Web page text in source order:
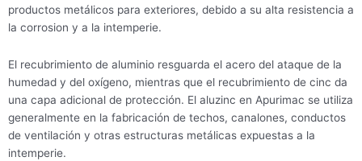
productos metálicos para exteriores, debido a su alta resistencia a
la corrosion y a la intemperie.
El recubrimiento de aluminio resguarda el acero del ataque de la
humedad y del oxígeno, mientras que el recubrimiento de cinc da
una capa adicional de protección. El aluzinc en Apurimac se utiliza
generalmente en la fabricación de techos, canalones, conductos
de ventilación y otras estructuras metálicas expuestas a la
intemperie.